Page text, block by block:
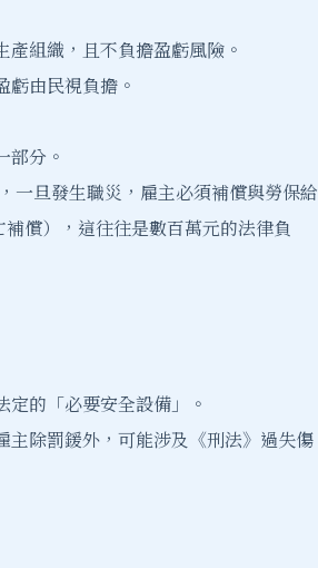
組織，且不負擔盈虧風險。
由民視負擔。
部分。
一旦發生職災，雇主必須補償與勞保給
償），這往往是數百萬元的法律負
的「必要安全設備」。
除罰鍰外，可能涉及《刑法》過失傷